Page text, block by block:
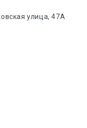
улица, 47А